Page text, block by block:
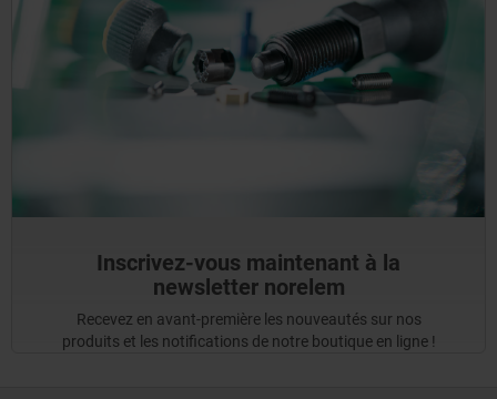
Inscrivez-vous maintenant à la
newsletter norelem
Recevez en avant-première les nouveautés sur nos
produits et les notifications de notre boutique en ligne !